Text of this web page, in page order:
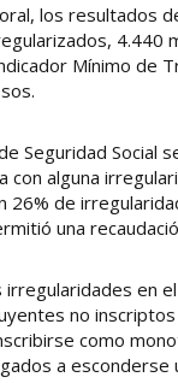
los resultados
4.440
Mínimo de
Seguridad Social
con alguna
26% de
una
irregularidades en
no
como
a